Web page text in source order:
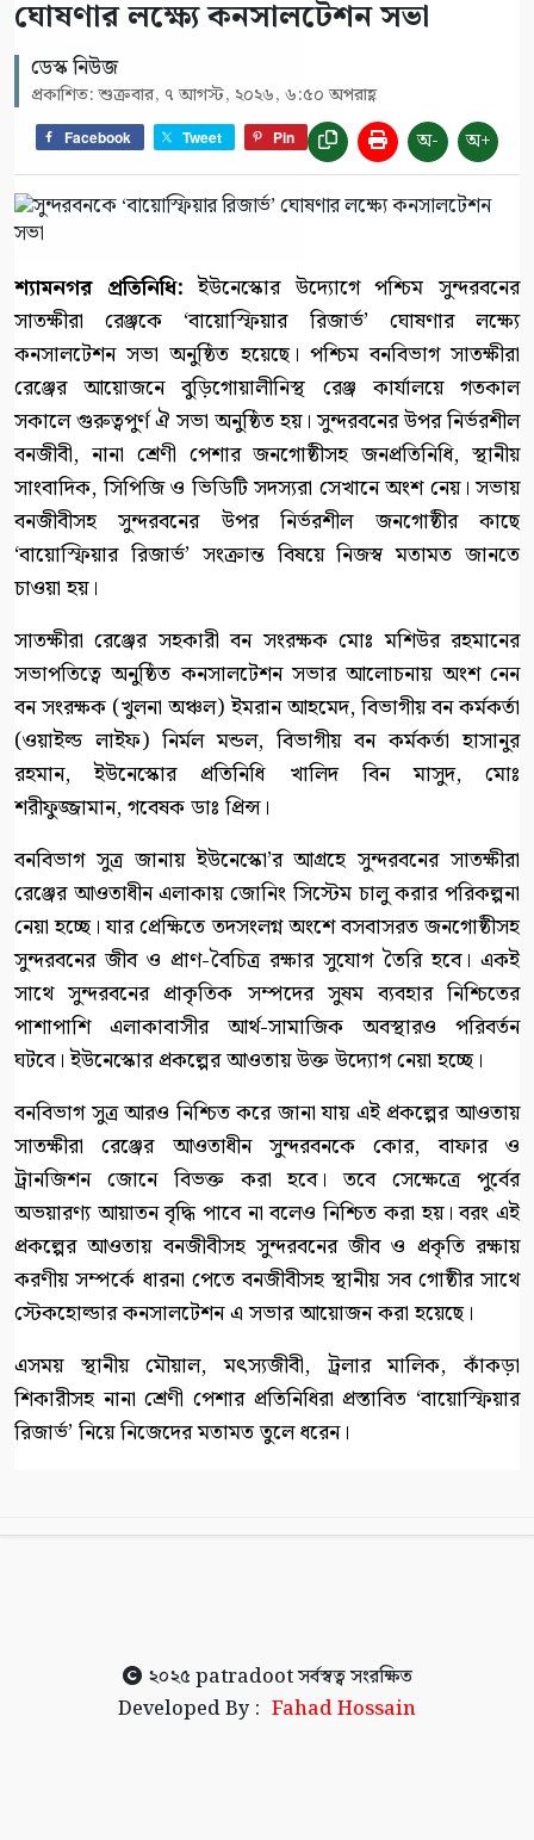
ঘোষণার লক্ষ্যে কনসালটেশন সভা
ডেস্ক নিউজ
প্রকাশিত: শুক্রবার, ৭ আগস্ট, ২০২৬, ৬:৫০ অপরাহ্ণ
Facebook Tweet Pin অ- অ+
শ্যামনগর প্রতিনিধি: ইউনেস্কোর উদ্যোগে পশ্চিম সুন্দরবনের
সাতক্ষীরা রেঞ্জকে ‘বায়োস্ফিয়ার রিজার্ভ’ ঘোষণার লক্ষ্যে
কনসালটেশন সভা অনুষ্ঠিত হয়েছে। পশ্চিম বনবিভাগ সাতক্ষীরা
রেঞ্জের আয়োজনে বুড়িগোয়ালীনিস্থ রেঞ্জ কার্যালয়ে গতকাল
সকালে গুরুত্বপুর্ণ ঐ সভা অনুষ্ঠিত হয়। সুন্দরবনের উপর নির্ভরশীল
বনজীবী, নানা শ্রেণী পেশার জনগোষ্ঠীসহ জনপ্রতিনিধি, স্থানীয়
সাংবাদিক, সিপিজি ও ভিডিটি সদস্যরা সেখানে অংশ নেয়। সভায়
বনজীবীসহ সুন্দরবনের উপর নির্ভরশীল জনগোষ্ঠীর কাছে
‘বায়োস্ফিয়ার রিজার্ভ’ সংক্রান্ত বিষয়ে নিজস্ব মতামত জানতে
চাওয়া হয়।
সাতক্ষীরা রেঞ্জের সহকারী বন সংরক্ষক মোঃ মশিউর রহমানের
সভাপতিত্বে অনুষ্ঠিত কনসালটেশন সভার আলোচনায় অংশ নেন
বন সংরক্ষক (খুলনা অঞ্চল) ইমরান আহমেদ, বিভাগীয় বন কর্মকর্তা
(ওয়াইল্ড লাইফ) নির্মল মন্ডল, বিভাগীয় বন কর্মকর্তা হাসানুর
রহমান, ইউনেস্কোর প্রতিনিধি খালিদ বিন মাসুদ, মোঃ
শরীফুজ্জামান, গবেষক ডাঃ প্রিন্স।
বনবিভাগ সুত্র জানায় ইউনেস্কো’র আগ্রহে সুন্দরবনের সাতক্ষীরা
রেঞ্জের আওতাধীন এলাকায় জোনিং সিস্টেম চালু করার পরিকল্পনা
নেয়া হচ্ছে। যার প্রেক্ষিতে তদসংলগ্ন অংশে বসবাসরত জনগোষ্ঠীসহ
সুন্দরবনের জীব ও প্রাণ-বৈচিত্র রক্ষার সুযোগ তৈরি হবে। একই
সাথে সুন্দরবনের প্রাকৃতিক সম্পদের সুষম ব্যবহার নিশ্চিতের
পাশাপাশি এলাকাবাসীর আর্থ-সামাজিক অবস্থারও পরিবর্তন
ঘটবে। ইউনেস্কোর প্রকল্পের আওতায় উক্ত উদ্যোগ নেয়া হচ্ছে।
বনবিভাগ সুত্র আরও নিশ্চিত করে জানা যায় এই প্রকল্পের আওতায়
সাতক্ষীরা রেঞ্জের আওতাধীন সুন্দরবনকে কোর, বাফার ও
ট্রানজিশন জোনে বিভক্ত করা হবে। তবে সেক্ষেত্রে পুর্বের
অভয়ারণ্য আয়াতন বৃদ্ধি পাবে না বলেও নিশ্চিত করা হয়। বরং এই
প্রকল্পের আওতায় বনজীবীসহ সুন্দরবনের জীব ও প্রকৃতি রক্ষায়
করণীয় সম্পর্কে ধারনা পেতে বনজীবীসহ স্থানীয় সব গোষ্ঠীর সাথে
স্টেকহোল্ডার কনসালটেশন এ সভার আয়োজন করা হয়েছে।
এসময় স্থানীয় মৌয়াল, মৎস্যজীবী, ট্রলার মালিক, কাঁকড়া
শিকারীসহ নানা শ্রেণী পেশার প্রতিনিধিরা প্রস্তাবিত ‘বায়োস্ফিয়ার
রিজার্ভ’ নিয়ে নিজেদের মতামত তুলে ধরেন।
২০২৫ patradootসর্বস্বত্ব সংরক্ষিত
Developed By : Fahad Hossain